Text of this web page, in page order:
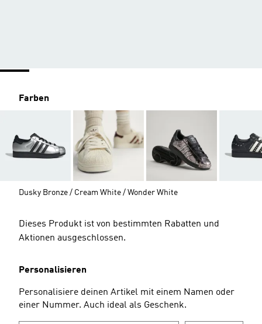
Farben
Dusky Bronze / Cream White / Wonder White
Dieses Produkt ist von bestimmten Rabatten und
Aktionen ausgeschlossen.
Personalisieren
Personalisiere deinen Artikel mit einem Namen oder
einer Nummer. Auch ideal als Geschenk.